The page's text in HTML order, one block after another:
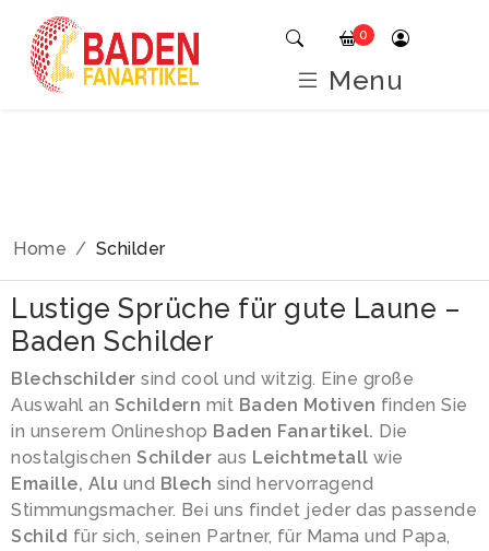
Home Schilder
Lustige Sprüche für gute Laune –
Baden Schilder
Blechschilder sind cool und witzig. Eine große
Auswahl an Schildern mit Baden Motiven finden Sie
in unserem Onlineshop Baden Fanartikel. Die
nostalgischen Schilder aus Leichtmetall wie
Emaille, Alu und Blech sind hervorragend
Stimmungsmacher. Bei uns findet jeder das passende
Schild für sich, seinen Partner, für Mama und Papa,
0
Menu